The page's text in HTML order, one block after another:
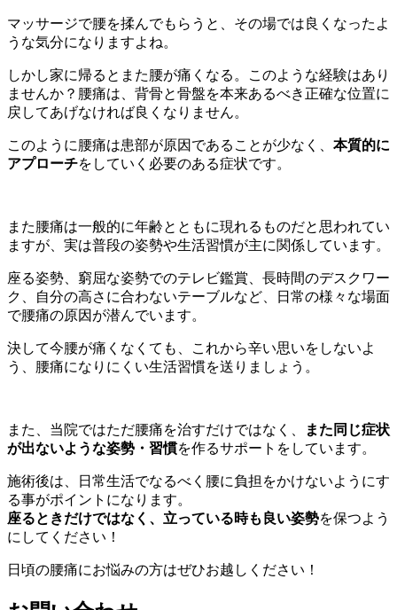
マッサージで腰を揉んでもらうと、その場では良くなったよ
うな気分になりますよね。
しかし家に帰るとまた腰が痛くなる。このような経験はあり
ませんか？腰痛は、背骨と骨盤を本来あるべき正確な位置に
戻してあげなければ良くなりません。
このように腰痛は患部が原因であることが少なく、 本質的に
アプローチをしていく必要のある症状です。
また腰痛は一般的に年齢とともに現れるものだと思われてい
ますが、実は普段の姿勢や生活習慣が主に関係しています。
座る姿勢、窮屈な姿勢でのテレビ鑑賞、長時間のデスクワー
ク、自分の高さに合わないテーブルなど、日常の様々な場面
で腰痛の原因が潜んでいます。
決して今腰が痛くなくても、これから辛い思いをしないよ
う、腰痛になりにくい生活習慣を送りましょう。
また、当院ではただ腰痛を治すだけではなく、
また同じ症状
が出ないような姿勢・習慣を作るサポートをしています。
施術後は、日常生活でなるべく腰に負担をかけないようにす
る事がポイントになります。
座るときだけではなく、立っている時も良い姿勢を保つよう
にしてください！
日頃の腰痛にお悩みの方はぜひお越しください！